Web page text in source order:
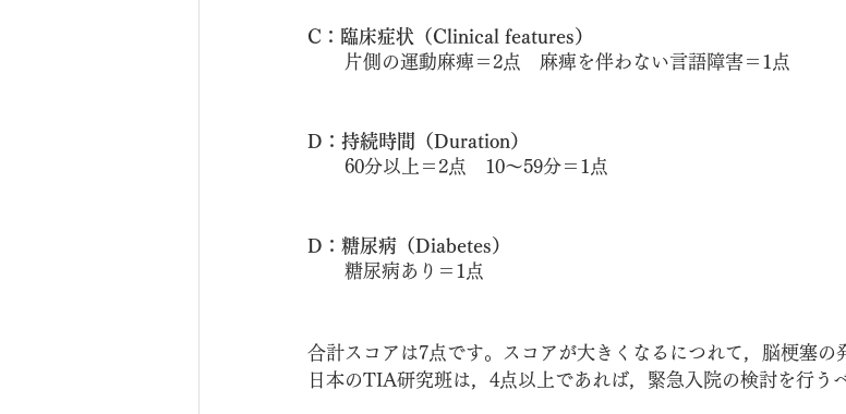
C：臨床症状（Clinical features）
片側の運動麻痺＝2点　麻痺を伴わない言語障害＝1点
D：持続時間（Duration）
60分以上＝2点　10～59分＝1点
D：糖尿病（Diabetes）
糖尿病あり＝1点
合計スコアは7点です。スコアが大きくなるにつれて，脳梗塞の
日本のTIA研究班は，4点以上であれば，緊急入院の検討を行う